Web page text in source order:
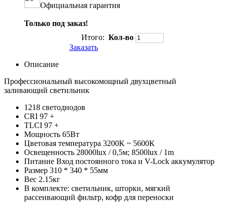
Официальная гарантия
Только под заказ!
Итого: Кол-во
Заказать
Описание
Профессиональный высокомощный двухцветный
заливающий светильник
1218 светодиодов
CRI 97 +
TLCI 97 +
Мощность 65Вт
Цветовая температура 3200К ~ 5600К
Освещенность 28000lux / 0,5м; 8500lux / 1m
Питание Вход постоянного тока и V-Lock аккумулятор
Размер 310 * 340 * 55мм
Вес 2.15кг
В комплекте: светильник, шторки, мягкий
рассеивающий фильтр, кофр для переноски